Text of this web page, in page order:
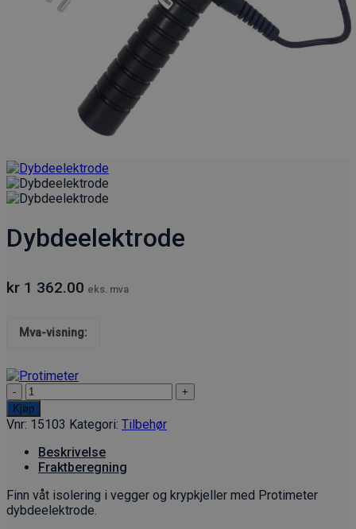
Dybdeelektrode
kr 1 362.00 eks. mva
Mva-visning:
Dybdeelektrode
antall
Kjøp
Vnr: 15103 Kategori: Tilbehør
Beskrivelse
Fraktberegning
Finn våt isolering i vegger og krypkjeller med Protimeter
dybdeelektrode.